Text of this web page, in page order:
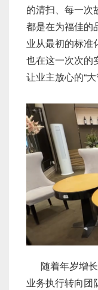
的清扫、每一次
都是在为福佳的
业从最初的标准
也在这一次次的
让业主放心的“大
随着年岁增
业务执行转向团